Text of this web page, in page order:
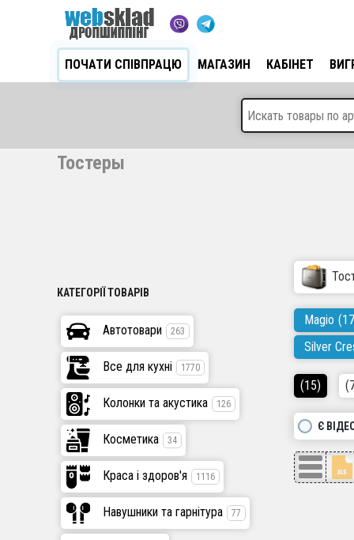
ПОЧАТИ СПІВПРАЦЮ МАГАЗИН КАБІНЕТ
Тостеры
Magio
Silver
(15)
Є
КАТЕГОРІЇ ТОВАРІВ
Автотовари 263
Все для кухні 1770
Колонки та акустика 126
Косметика 34
Краса і здоров'я 1116
Навушники та гарнітура 77